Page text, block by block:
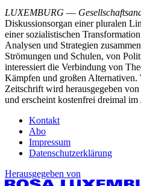
LUXEMBURG —
Diskussionsorgan einer pluralen
einer sozialistischen
Analysen und Strategien
Strömungen und Schulen, von
interessiert die Verbindung von
Kämpfen und großen Alternativen.
Zeitschrift wird herausgegeben
und erscheint kostenfrei dreimal im
Kontakt
Abo
Impressum
Datenschutzerklärung
Herausgegeben von